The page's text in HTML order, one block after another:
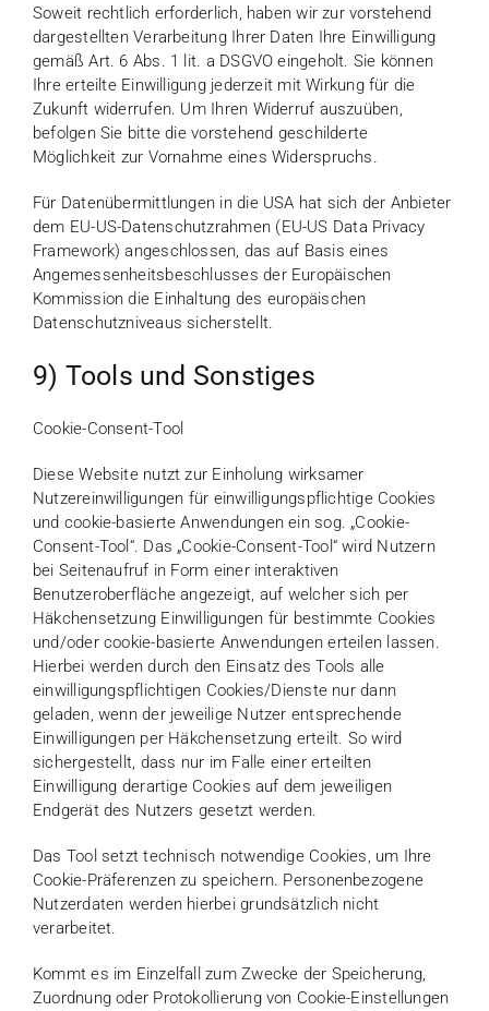
Soweit rechtlich erforderlich, haben wir zur vorstehend
dargestellten Verarbeitung Ihrer Daten Ihre Einwilligung
gemäß Art. 6 Abs. 1 lit. a DSGVO eingeholt. Sie können
Ihre erteilte Einwilligung jederzeit mit Wirkung für die
Zukunft widerrufen. Um Ihren Widerruf auszuüben,
befolgen Sie bitte die vorstehend geschilderte
Möglichkeit zur Vornahme eines Widerspruchs.
Für Datenübermittlungen in die USA hat sich der Anbieter
dem EU-US-Datenschutzrahmen (EU-US Data Privacy
Framework) angeschlossen, das auf Basis eines
Angemessenheitsbeschlusses der Europäischen
Kommission die Einhaltung des europäischen
Datenschutzniveaus sicherstellt.
9) Tools und Sonstiges
Cookie-Consent-Tool
Diese Website nutzt zur Einholung wirksamer
Nutzereinwilligungen für einwilligungspflichtige Cookies
und cookie-basierte Anwendungen ein sog. „Cookie-
Consent-Tool“. Das „Cookie-Consent-Tool“ wird Nutzern
bei Seitenaufruf in Form einer interaktiven
Benutzeroberfläche angezeigt, auf welcher sich per
Häkchensetzung Einwilligungen für bestimmte Cookies
und/oder cookie-basierte Anwendungen erteilen lassen.
Hierbei werden durch den Einsatz des Tools alle
einwilligungspflichtigen Cookies/Dienste nur dann
geladen, wenn der jeweilige Nutzer entsprechende
Einwilligungen per Häkchensetzung erteilt. So wird
sichergestellt, dass nur im Falle einer erteilten
Einwilligung derartige Cookies auf dem jeweiligen
Endgerät des Nutzers gesetzt werden.
Das Tool setzt technisch notwendige Cookies, um Ihre
Cookie-Präferenzen zu speichern. Personenbezogene
Nutzerdaten werden hierbei grundsätzlich nicht
verarbeitet.
Kommt es im Einzelfall zum Zwecke der Speicherung,
Zuordnung oder Protokollierung von Cookie-Einstellungen